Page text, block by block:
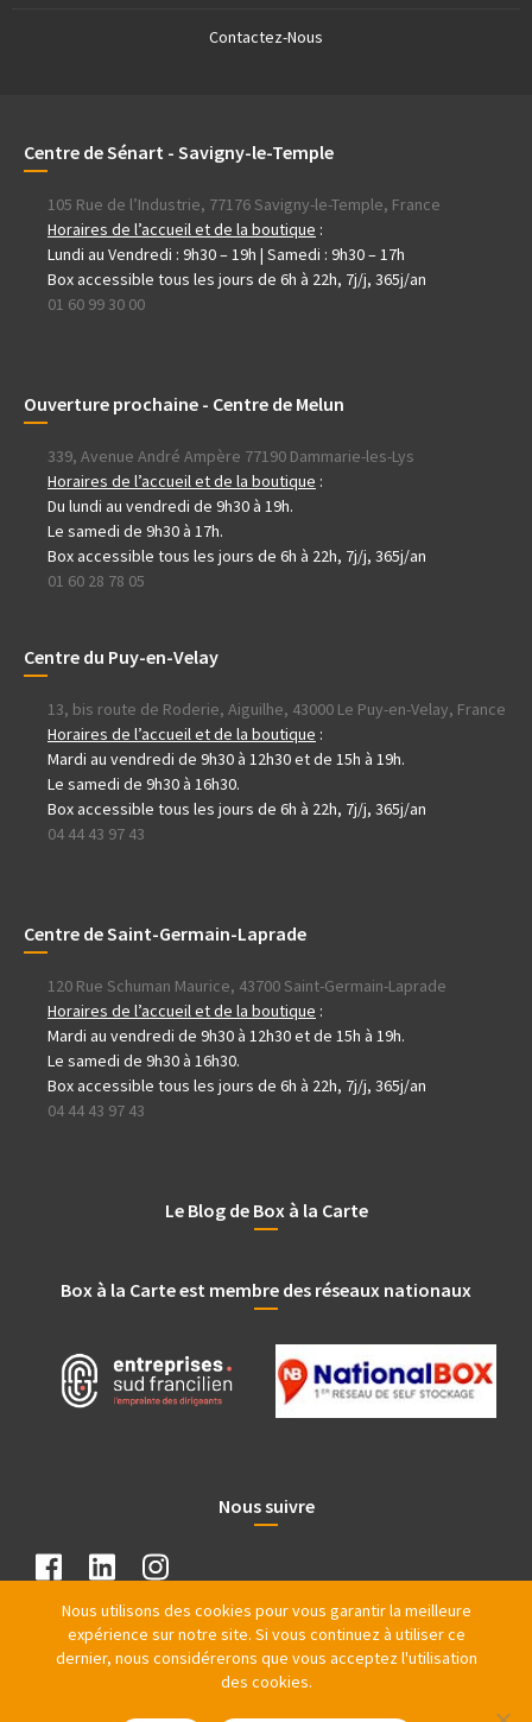
Contactez-Nous
Centre de Sénart - Savigny-le-Temple
105 Rue de l’Industrie, 77176 Savigny-le-Temple, France
Horaires de l’accueil et de la boutique :
Lundi au Vendredi : 9h30 – 19h | Samedi : 9h30 – 17h
Box accessible tous les jours de 6h à 22h, 7j/j, 365j/an
01 60 99 30 00
Ouverture prochaine - Centre de Melun
339, Avenue André Ampère 77190 Dammarie-les-Lys
Horaires de l’accueil et de la boutique :
Du lundi au vendredi de 9h30 à 19h.
Le samedi de 9h30 à 17h.
Box accessible tous les jours de 6h à 22h, 7j/j, 365j/an
01 60 28 78 05
Centre du Puy-en-Velay
13, bis route de Roderie, Aiguilhe, 43000 Le Puy-en-Velay, France
Horaires de l’accueil et de la boutique :
Mardi au vendredi de 9h30 à 12h30 et de 15h à 19h.
Le samedi de 9h30 à 16h30.
Box accessible tous les jours de 6h à 22h, 7j/j, 365j/an
04 44 43 97 43
Centre de Saint-Germain-Laprade
120 Rue Schuman Maurice, 43700 Saint-Germain-Laprade
Horaires de l’accueil et de la boutique :
Mardi au vendredi de 9h30 à 12h30 et de 15h à 19h.
Le samedi de 9h30 à 16h30.
Box accessible tous les jours de 6h à 22h, 7j/j, 365j/an
04 44 43 97 43
Le Blog de Box à la Carte
Box à la Carte est membre des réseaux nationaux
Nous suivre
Nous utilisons des cookies pour vous garantir la meilleure
expérience sur notre site. Si vous continuez à utiliser ce
dernier, nous considérerons que vous acceptez l'utilisation
des cookies.